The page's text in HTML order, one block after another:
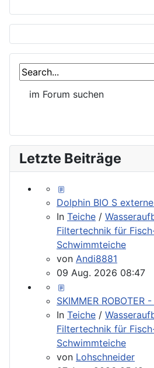
Letzte Beiträge
Dolphin BIO S
In Teiche /
Filtertechnik für
Schwimmteiche
von Andi8881
09 Aug. 2026 08:47
SKIMMER ROBOTER
In Teiche /
Filtertechnik für
Schwimmteiche
von Lohschneider